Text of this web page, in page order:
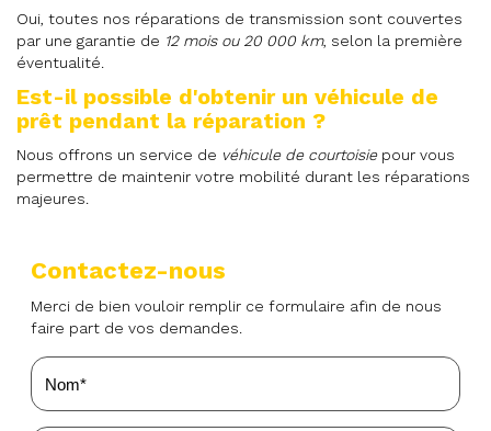
Oui, toutes nos réparations de transmission sont couvertes
par une garantie de 12 mois ou 20 000 km, selon la première
éventualité.
Est-il possible d'obtenir un véhicule de
prêt pendant la réparation ?
Nous offrons un service de véhicule de courtoisiepour vous
permettre de maintenir votre mobilité durant les réparations
majeures.
Contactez-nous
Merci de bien vouloir remplir ce formulaire afin de nous
faire part de vos demandes.